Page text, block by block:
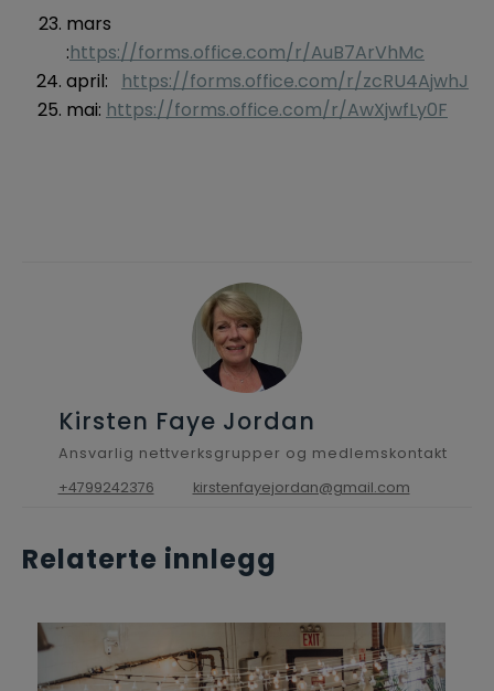
mars
:https://forms.office.com/r/AuB7ArVhMc
april: https://forms.office.com/r/zcRU4AjwhJ
mai: https://forms.office.com/r/AwXjwfLy0F
Kirsten Faye Jordan
Ansvarlig nettverksgrupper og medlemskontakt
+4799242376
kirstenfayejordan@gmail.com
Relaterte innlegg